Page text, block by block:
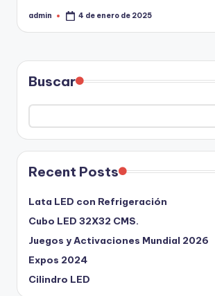
admin 4 de enero de 2025
Buscar
Recent Posts
Lata LED con Refrigeración
Cubo LED 32X32 CMS.
Juegos y Activaciones Mundial 2026
Expos 2024
Cilindro LED